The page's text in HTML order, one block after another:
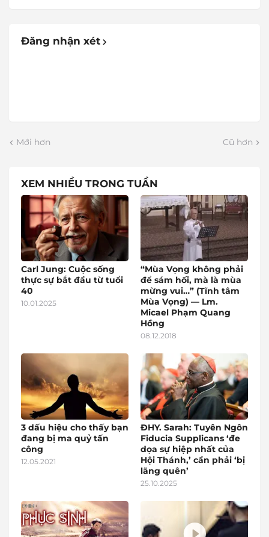
Đăng nhận xét
Mới hơn Cũ hơn
XEM NHIỀU TRONG TUẦN
Carl Jung: Cuộc sống
thực sự bắt đầu từ tuổi
40
10.01.2025
“Mùa Vọng không phải
để sám hối, mà là mùa
mừng vui…” (Tĩnh tâm
Mùa Vọng) — Lm.
Micael Phạm Quang
Hồng
08.12.2018
3 dấu hiệu cho thấy bạn
đang bị ma quỷ tấn
công
12.05.2021
ĐHY. Sarah: Tuyên Ngôn
Fiducia Supplicans ‘đe
dọa sự hiệp nhất của
Hội Thánh,’ cần phải ‘bị
lãng quên’
25.10.2025